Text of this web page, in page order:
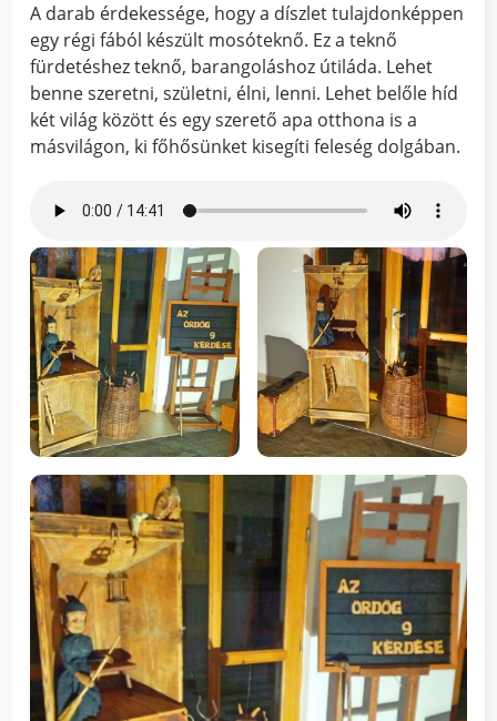
A darab érdekessége, hogy a díszlet tulajdonképpen
egy régi fából készült mosóteknő. Ez a teknő
fürdetéshez teknő, barangoláshoz útiláda. Lehet
benne szeretni, születni, élni, lenni. Lehet belőle híd
két világ között és egy szerető apa otthona is a
másvilágon, ki főhősünket kisegíti feleség dolgában.